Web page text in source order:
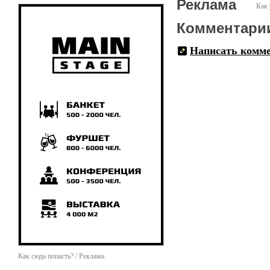
Как сюда попасть? / Реклама
Как
Реклама
Написать